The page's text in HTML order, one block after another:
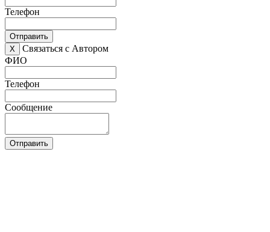
Телефон
Отправить
X
Связаться с Автором
ФИО
Телефон
Сообщение
Отправить